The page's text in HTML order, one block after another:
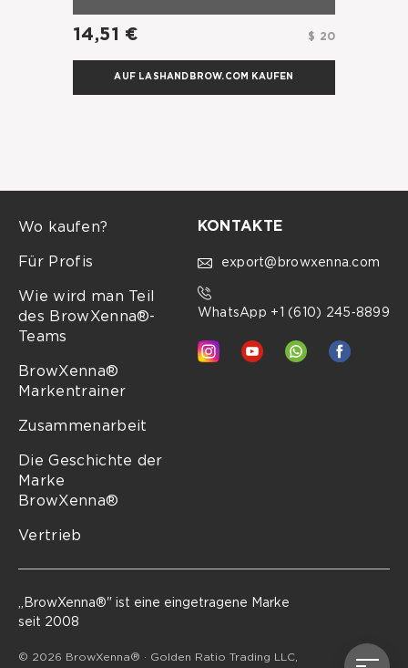
14,51 € $ 20
AUF LASHANDBROW.COM KAUFEN
Wo kaufen?
Für Profis
Wie wird man Teil
des BrowXenna®-
Teams
BrowXenna®
Markentrainer
Zusammenarbeit
Die Geschichte der
Marke
BrowXenna®
Vertrieb
KONTAKTE
export@browxenna.com
WhatsApp +1 (610) 245‑8899
„BrowXenna®" ist eine eingetragene Marke
seit 2008
© 2026 BrowXenna® · Golden Ratio Trading LLC,